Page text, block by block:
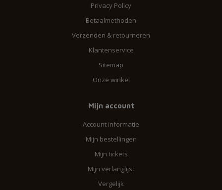
Privacy Policy
Betaalmethoden
Verzenden & retourneren
Klantenservice
Sitemap
Onze winkel
Mijn account
Account informatie
Mijn bestellingen
Mijn tickets
Mijn verlanglijst
Vergelijk